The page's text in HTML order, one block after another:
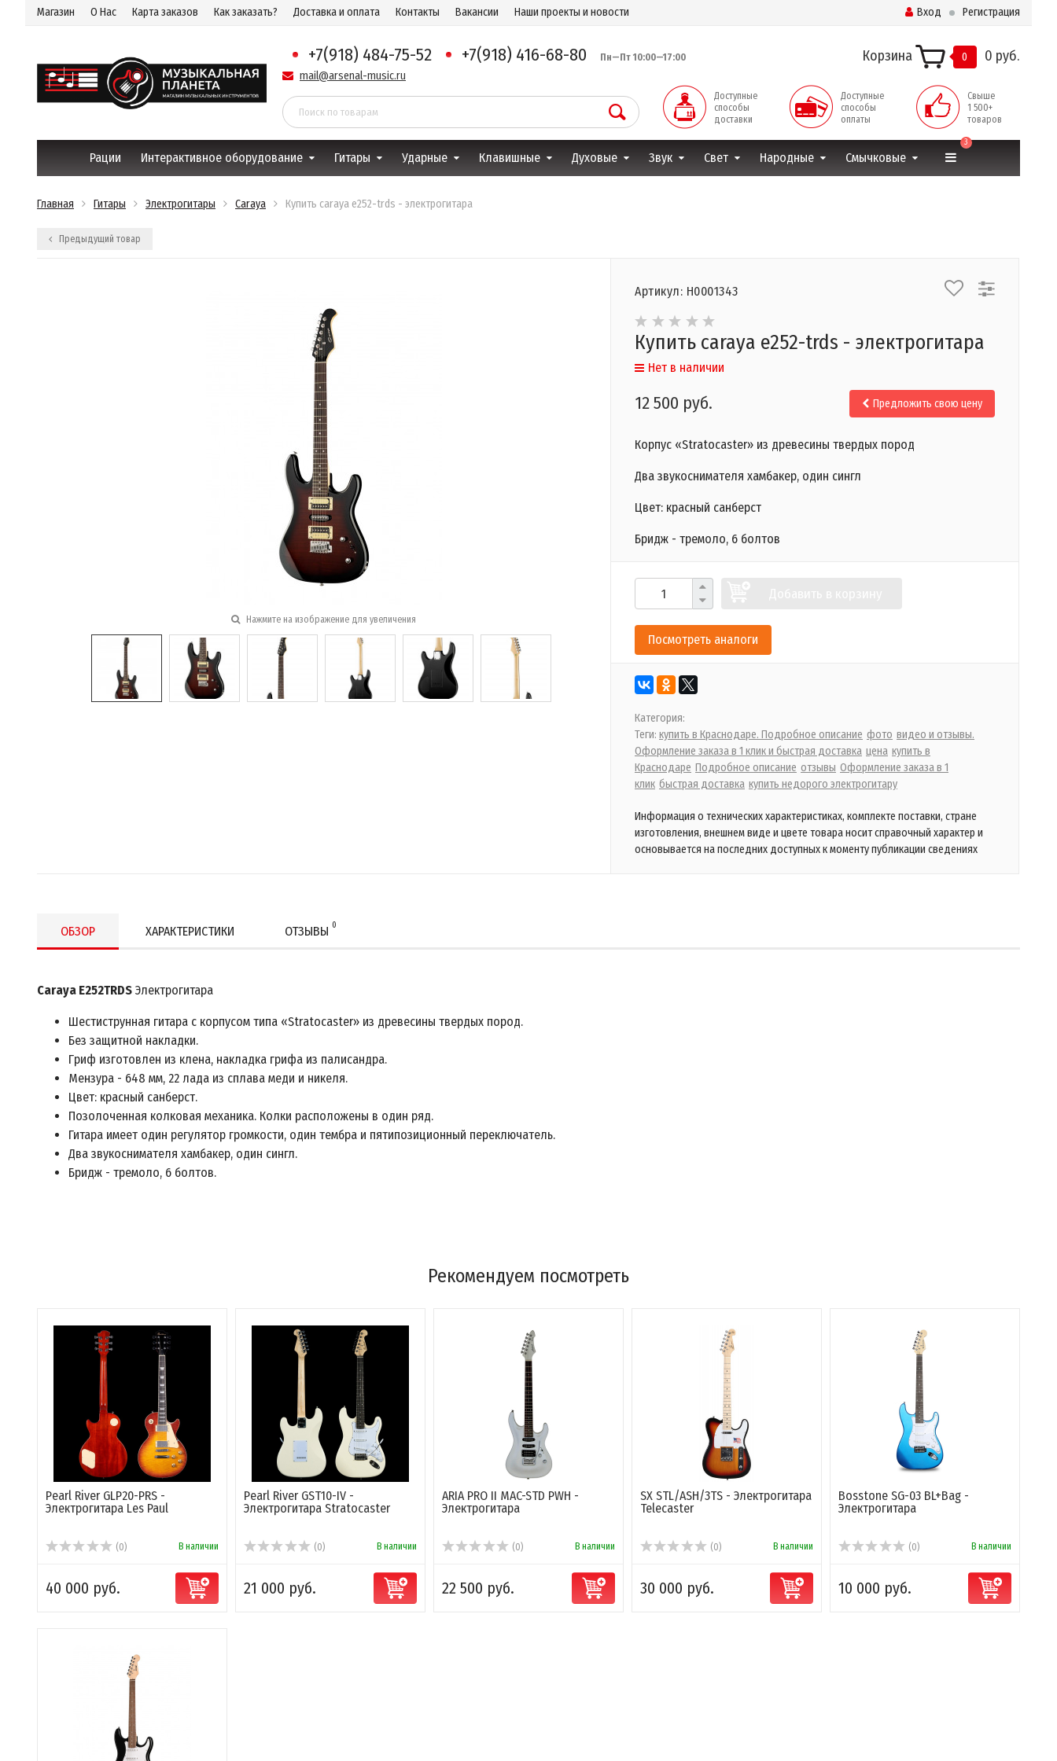
Магазин О Нас Карта заказов Как заказать? Доставка и оплата Контакты Вакансии Наши проекты и новости Вход Регистрация
+7(918) 484-75-52 +7(918) 416-68-80 Пн—Пт 10:00—17:00
mail@arsenal-music.ru
Корзина 0 0 руб.
Доступные
способы
доставки
Доступные
способы
оплаты
Свыше
1 500+
товаров
Рации Интерактивное оборудование Гитары Ударные Клавишные Духовые Звук Свет Народные Смычковые
3
Главная Гитары Электрогитары Caraya Купить caraya e252-trds - электрогитара
Предыдущий товар
Нажмите на изображение для увеличения
Артикул: Н0001343
Купить caraya e252-trds - электрогитара
Нет в наличии
12 500 руб. Предложить свою цену
Корпус «Stratocaster» из древесины твердых пород
Два звукоснимателя хамбакер, один сингл
Цвет: красный санберст
Бридж - тремоло, 6 болтов
Посмотреть аналоги
Категория:
Теги: купить в Краснодаре. Подробное описание фото видео и отзывы.
Оформление заказа в 1 клик и быстрая доставка цена купить в
Краснодаре Подробное описание отзывы Оформление заказа в 1
клик быстрая доставка купить недорого электрогитару
Информация о технических характеристиках, комплекте поставки, стране
изготовления, внешнем виде и цвете товара носит справочный характер и
основывается на последних доступных к моменту публикации сведениях
ОБЗОР ХАРАКТЕРИСТИКИ ОТЗЫВЫ 0
Caraya E252TRDS Электрогитара
Шестиструнная гитара с корпусом типа «Stratocaster» из древесины твердых пород.
Без защитной накладки.
Гриф изготовлен из клена, накладка грифа из палисандра.
Мензура - 648 мм, 22 лада из сплава меди и никеля.
Цвет: красный санберст.
Позолоченная колковая механика. Колки расположены в один ряд.
Гитара имеет один регулятор громкости, один тембра и пятипозиционный переключатель.
Два звукоснимателя хамбакер, один сингл.
Бридж - тремоло, 6 болтов.
Рекомендуем посмотреть
Pearl River GLP20-PRS -
Электрогитара Les Paul
(0) В наличии
40 000 руб.
Pearl River GST10-IV -
Электрогитара Stratocaster
(0) В наличии
21 000 руб.
ARIA PRO II MAC-STD PWH -
Электрогитара
(0) В наличии
22 500 руб.
SX STL/ASH/3TS - Электрогитара
Telecaster
(0) В наличии
30 000 руб.
Bosstone SG-03 BL+Bag -
Электрогитара
(0) В наличии
10 000 руб.